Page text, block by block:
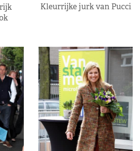
Kleurrijke jurk van Pucci